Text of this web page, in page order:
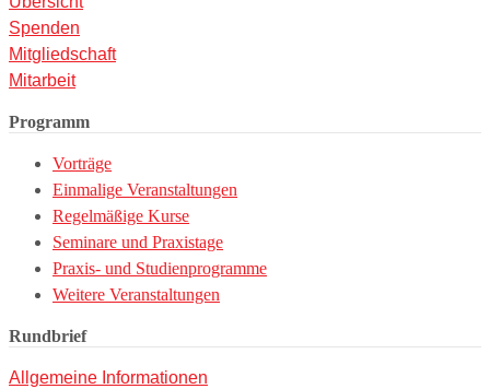
Spenden
Mitgliedschaft
Mitarbeit
Programm
Vorträge
Einmalige Veranstaltungen
Regelmäßige Kurse
Seminare und Praxistage
Praxis- und Studienprogramme
Weitere Veranstaltungen
Rundbrief
Allgemeine Informationen